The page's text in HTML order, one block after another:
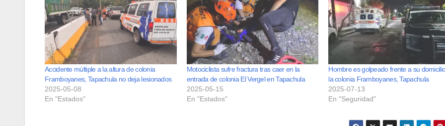
Accidente múltiple a la altura de colonia
Framboyanes, Tapachula no deja lesionados
2025-05-08
En "Estados"
Motociclista sufre fractura tras caer en la
entrada de colonia El Vergel en Tapachula
2025-05-15
En "Estados"
Hombre es golpeado frente a su
la colonia Framboyanes, Tapachula
2025-07-13
En "Seguridad"